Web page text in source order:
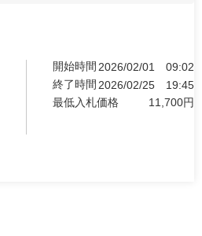
開始時間 2026/02/01
09:02
終了時間 2026/02/25
19:45
最低入札価格
11,700円